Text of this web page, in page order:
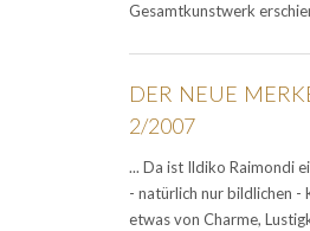
Gesamtkunstwerk
DER NEUE
2/2007
... Da ist Ildiko Raimondi
- natürlich nur bildlichen -
etwas von Charme,